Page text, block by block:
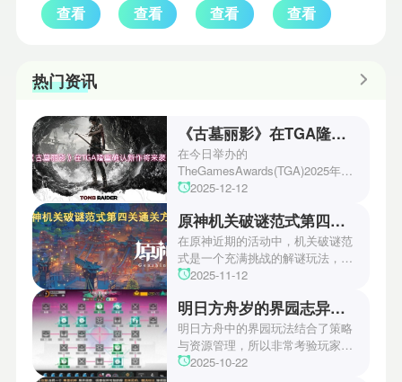
查看 查看 查看 查看
热门资讯
《古墓丽影》在TGA隆重确认新作将来袭！
在今日举办的
TheGamesAwards(TGA)2025年度
游戏颁奖典礼中，古墓丽影系列公
场资讯让众多玩家们都非常期待！
本次官方也宣布游戏将于2027年登
陆PS5、Xbox以及PC平台！有兴
趣的玩家们可以继续留守鲶鱼网！
2025-12-12
原神机关破谜范式第四关通关方法
在原神近期的活动中，机关破谜范
式是一个充满挑战的解谜玩法，其
中第四关是许多玩家遇到困难的地
机关破谜范式第四关通关方法，助
玩家们能够顺利通关！有兴趣的玩
家们快来一起看看吧！
2025-11-12
明日方舟岁的界园志异攻略
明日方舟中的界园玩法结合了策略
与资源管理，所以非常考验玩家的
操作和规划能力。游戏里拥有先
2025-10-22